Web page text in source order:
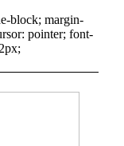
block; margin-
pointer; font-